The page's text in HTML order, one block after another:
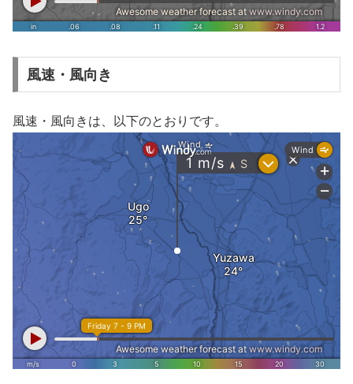
風速・風向き
風速・風向きは、以下のとおりです。